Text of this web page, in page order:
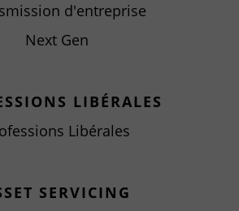
d'entreprise
Next Gen
LIBÉRALES
Libérales
SERVICING